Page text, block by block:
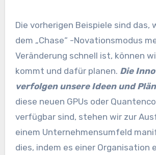
Die vorherigen Beispiele sind das,
dem „Chase“ -Novationsmodus
Veränderung schnell ist, können
kommt und dafür planen. Die
verfolgen unsere Ideen und
diese neuen GPUs oder
verfügbar sind, stehen wir zur
einem Unternehmensumfeld
dies, indem es einer Organisation